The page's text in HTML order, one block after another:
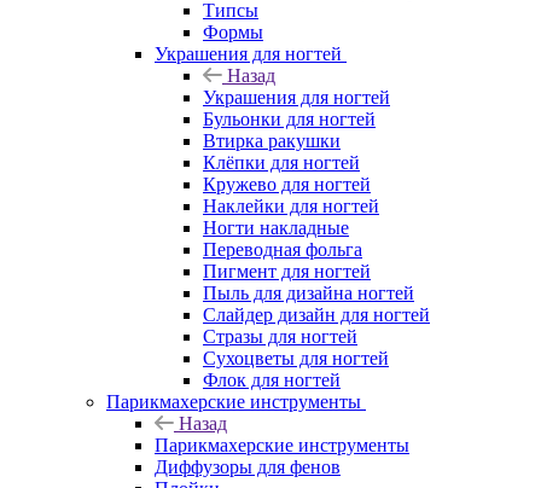
Типсы
Формы
Украшения для ногтей
Назад
Украшения для ногтей
Бульонки для ногтей
Втирка ракушки
Клёпки для ногтей
Кружево для ногтей
Наклейки для ногтей
Ногти накладные
Переводная фольга
Пигмент для ногтей
Пыль для дизайна ногтей
Слайдер дизайн для ногтей
Стразы для ногтей
Сухоцветы для ногтей
Флок для ногтей
Парикмахерские инструменты
Назад
Парикмахерские инструменты
Диффузоры для фенов